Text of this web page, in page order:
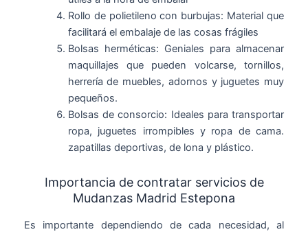
Rollo de polietileno con burbujas: Material que
facilitará el embalaje de las cosas frágiles
Bolsas herméticas: Geniales para almacenar
maquillajes que pueden volcarse, tornillos,
herrería de muebles, adornos y juguetes muy
pequeños.
Bolsas de consorcio: Ideales para transportar
ropa, juguetes irrompibles y ropa de cama.
zapatillas deportivas, de lona y plástico.
Importancia de contratar servicios de
Mudanzas Madrid Estepona
Es importante dependiendo de cada necesidad, al